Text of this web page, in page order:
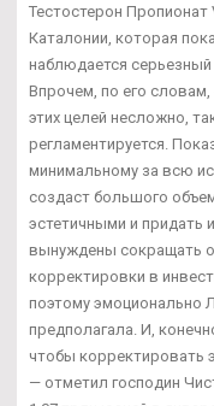
Тестостерон Пропионат
Каталонии, которая
наблюдается
Впрочем, по его
этих целей несложно,
регламентируется.
минимальному за всю
создаст большого
эстетичными и придать
вынуждены сокращать
корректировки в
поэтому эмоционально
предполагала. И,
чтобы корректировать
— отметил господин